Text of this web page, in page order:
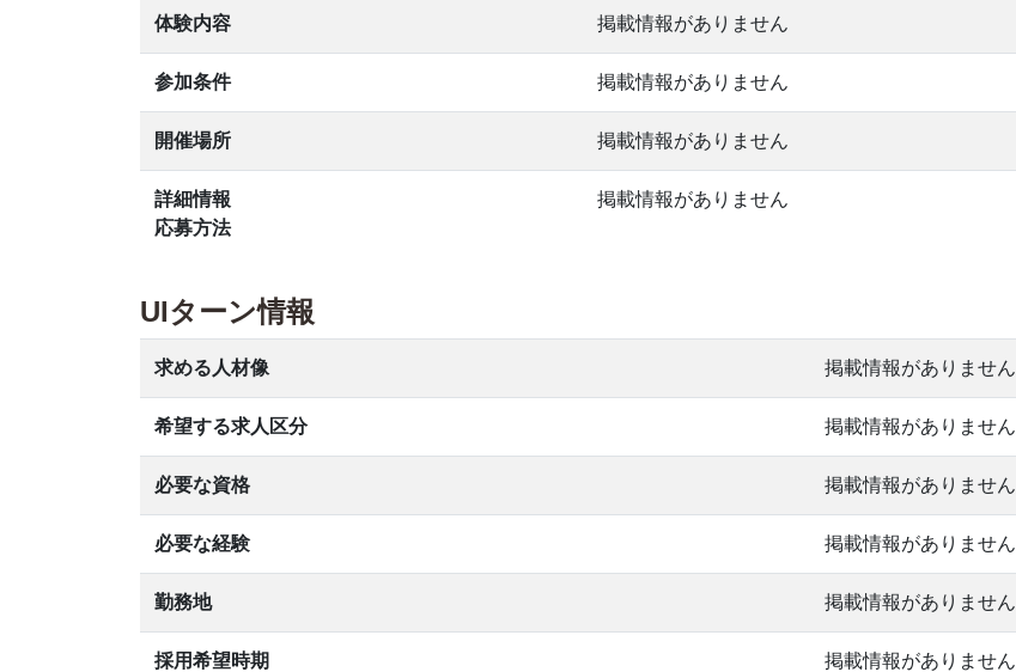
体験内容 掲載情報がありません
参加条件 掲載情報がありません
開催場所 掲載情報がありません
詳細情報
応募方法
掲載情報がありません
UIターン情報
求める人材像 掲載情報がありません
希望する求人区分 掲載情報がありません
必要な資格 掲載情報がありません
必要な経験 掲載情報がありません
勤務地 掲載情報がありません
採用希望時期 掲載情報がありません